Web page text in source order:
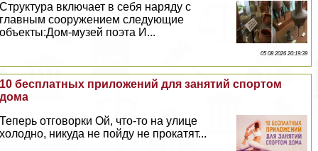
Структура включает в себя наряду с
главным сооружением следующие
объекты:Дом-музей поэта И...
05 08 2026 20:19:39
10 бесплатных приложений для занятий спортом
дома
Теперь отговорки Ой, что-то на улице
холодно, никуда не пойду не прокатят...